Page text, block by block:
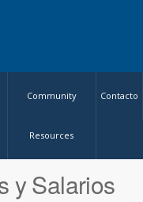
Community
Resources
Contacto
y Salarios